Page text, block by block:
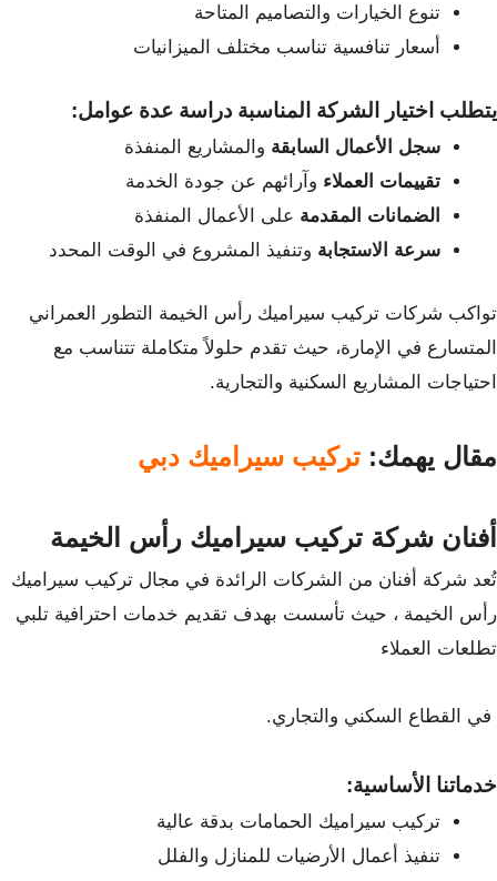
تنوع الخيارات والتصاميم المتاحة
أسعار تنافسية تناسب مختلف الميزانيات
يتطلب اختيار الشركة المناسبة دراسة عدة عوامل:
سجل الأعمال السابقة والمشاريع المنفذة
تقييمات العملاء وآرائهم عن جودة الخدمة
الضمانات المقدمة على الأعمال المنفذة
سرعة الاستجابة وتنفيذ المشروع في الوقت المحدد
تواكب شركات تركيب سيراميك رأس الخيمة
التطور العمراني
المتسارع في الإمارة، حيث تقدم حلولاً متكاملة تتناسب مع
احتياجات المشاريع السكنية والتجارية.
مقال يهمك: تركيب سيراميك دبي
أفنان شركة تركيب سيراميك رأس الخيمة
تُعد شركة أفنان من الشركات الرائدة في مجال تركيب سيراميك
رأس الخيمة ، حيث تأسست بهدف تقديم خدمات احترافية تلبي
تطلعات العملاء
في القطاع السكني والتجاري.
خدماتنا الأساسية:
تركيب سيراميك الحمامات بدقة عالية
تنفيذ أعمال الأرضيات للمنازل والفلل